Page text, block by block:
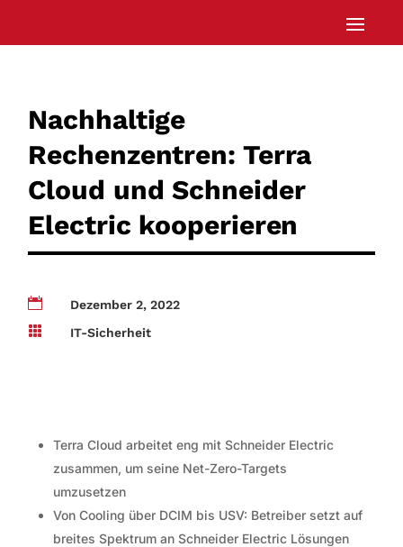
Nachhaltige
Rechenzentren: Terra
Cloud und Schneider
Electric kooperieren

Dezember 2, 2022

IT-Sicherheit
Terra Cloud arbeitet eng mit Schneider Electric
zusammen, um seine Net-Zero-Targets
umzusetzen
Von Cooling über DCIM bis USV: Betreiber setzt auf
breites Spektrum an Schneider Electric Lösungen